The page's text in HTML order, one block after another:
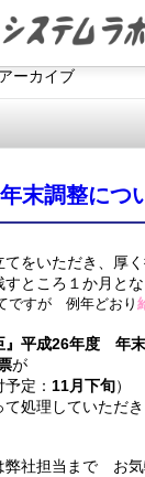
ーカイブ
末調整につ
をいただき、厚く
ところ１か月とな
ですが 例年どおり
』平成26年度 年
が
定： 11月下旬）
処理していただ
弊社担当まで お気